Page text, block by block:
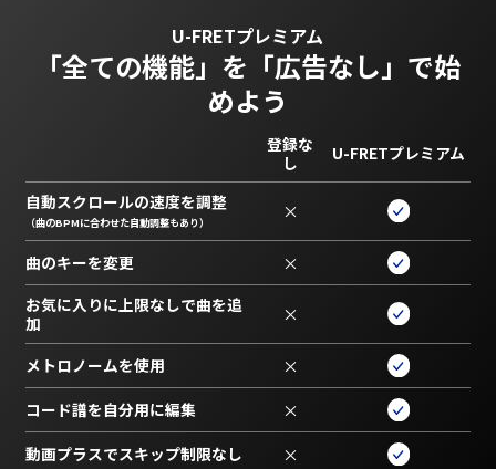
U-FRETプレミアム
「全ての機能」を 「広告なし」で始
めよう
登録な
し
U-FRETプレミアム
自動スクロールの速度を調整
（曲のBPMに合わせた自動調整もあり） ×
曲のキーを変更 ×
お気に入りに上限なしで曲を追
加
×
メトロノームを使用 ×
コード譜を自分用に編集 ×
動画プラスでスキップ制限なし ×